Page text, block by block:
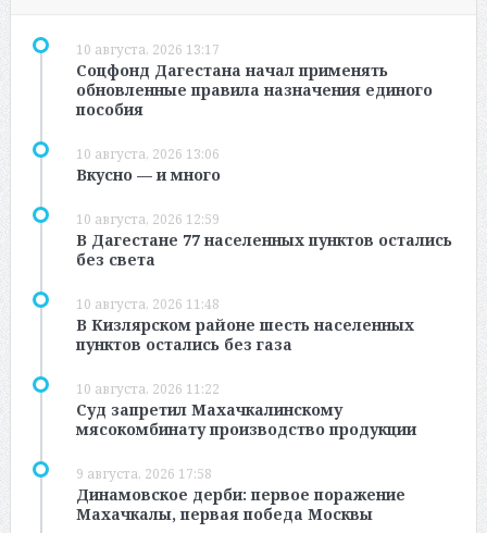
10 августа, 2026 13:17
Соцфонд Дагестана начал применять
обновленные правила назначения единого
пособия
10 августа, 2026 13:06
Вкусно — и много
10 августа, 2026 12:59
В Дагестане 77 населенных пунктов остались
без света
10 августа, 2026 11:48
В Кизлярском районе шесть населенных
пунктов остались без газа
10 августа, 2026 11:22
Суд запретил Махачкалинскому
мясокомбинату производство продукции
9 августа, 2026 17:58
Динамовское дерби: первое поражение
Махачкалы, первая победа Москвы